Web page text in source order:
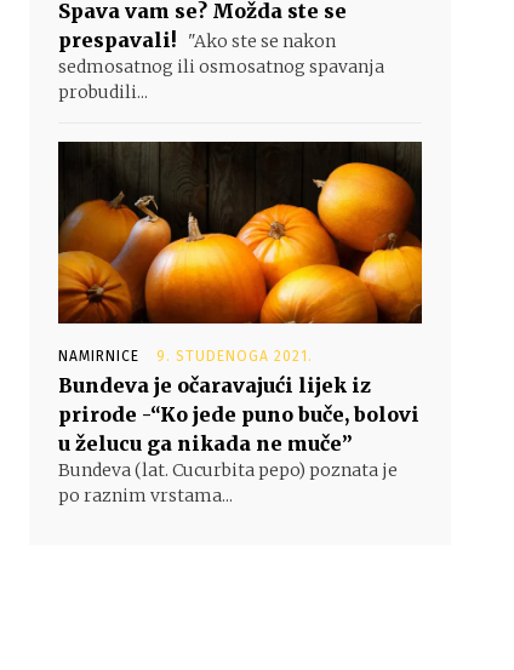
Spava vam se? Možda ste se
prespavali!
"Ako ste se nakon
sedmosatnog ili osmosatnog spavanja
probudili...
NAMIRNICE 9. STUDENOGA 2021.
Bundeva je očaravajući lijek iz
prirode -“Ko jede puno buče, bolovi
u želucu ga nikada ne muče”
Bundeva (lat. Cucurbita pepo) poznata je
po raznim vrstama...